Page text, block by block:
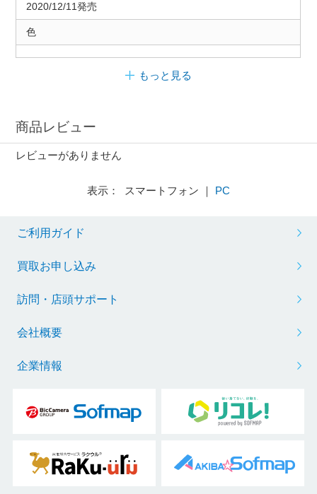
2020/12/11発売
色
もっと見る
商品レビュー
レビューがありません
表示： スマートフォン ｜ PC
ご利用ガイド
買取お申し込み
訪問・店頭サポート
会社概要
企業情報